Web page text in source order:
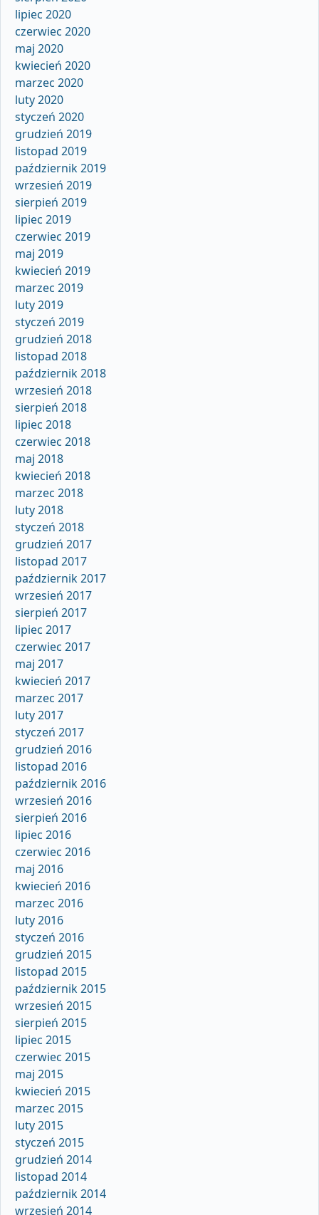
lipiec 2020
czerwiec 2020
maj 2020
kwiecień 2020
marzec 2020
luty 2020
styczeń 2020
grudzień 2019
listopad 2019
październik 2019
wrzesień 2019
sierpień 2019
lipiec 2019
czerwiec 2019
maj 2019
kwiecień 2019
marzec 2019
luty 2019
styczeń 2019
grudzień 2018
listopad 2018
październik 2018
wrzesień 2018
sierpień 2018
lipiec 2018
czerwiec 2018
maj 2018
kwiecień 2018
marzec 2018
luty 2018
styczeń 2018
grudzień 2017
listopad 2017
październik 2017
wrzesień 2017
sierpień 2017
lipiec 2017
czerwiec 2017
maj 2017
kwiecień 2017
marzec 2017
luty 2017
styczeń 2017
grudzień 2016
listopad 2016
październik 2016
wrzesień 2016
sierpień 2016
lipiec 2016
czerwiec 2016
maj 2016
kwiecień 2016
marzec 2016
luty 2016
styczeń 2016
grudzień 2015
listopad 2015
październik 2015
wrzesień 2015
sierpień 2015
lipiec 2015
czerwiec 2015
maj 2015
kwiecień 2015
marzec 2015
luty 2015
styczeń 2015
grudzień 2014
listopad 2014
październik 2014
wrzesień 2014